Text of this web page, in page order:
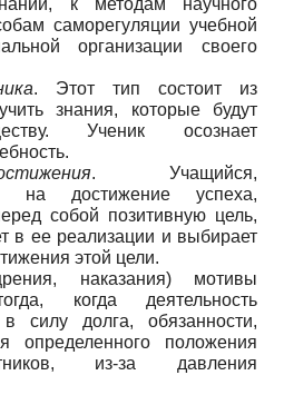
саморегуляции учебной
организации своего
. Этот тип состоит из
знания, которые будут
Ученик осознает
. Учащийся,
на достижение успеха,
собой позитивную цель,
в ее реализации и выбирает
этой цели.
наказания) мотивы
когда деятельность
в силу долга, обязанности,
определенного положения
из-за давления